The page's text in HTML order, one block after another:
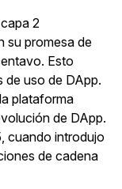
2
su promesa de
Esto
de uso de DApp.
plataforma
de DApp.
cuando introdujo
de cadena